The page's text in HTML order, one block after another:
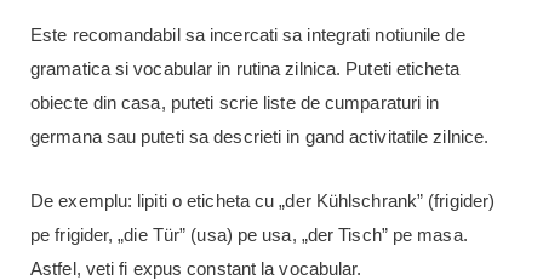
Este recomandabil sa incercati sa integrati notiunile de
gramatica si vocabular in rutina zilnica. Puteti eticheta
obiecte din casa, puteti scrie liste de cumparaturi in
germana sau puteti sa descrieti in gand activitatile zilnice.
De exemplu: lipiti o eticheta cu „der Kühlschrank” (frigider)
pe frigider, „die Tür” (usa) pe usa, „der Tisch” pe masa.
Astfel, veti fi expus constant la vocabular.